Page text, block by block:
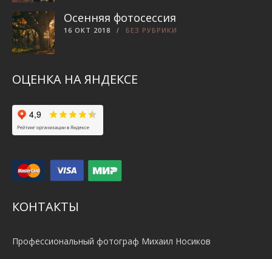
Осенняя фотосессия
16 ОКТ 2018 БЕЗ РУБРИКИ
ОЦЕНКА НА ЯНДЕКСЕ
КОНТАКТЫ
Профессиональный фотограф Михаил Носиков